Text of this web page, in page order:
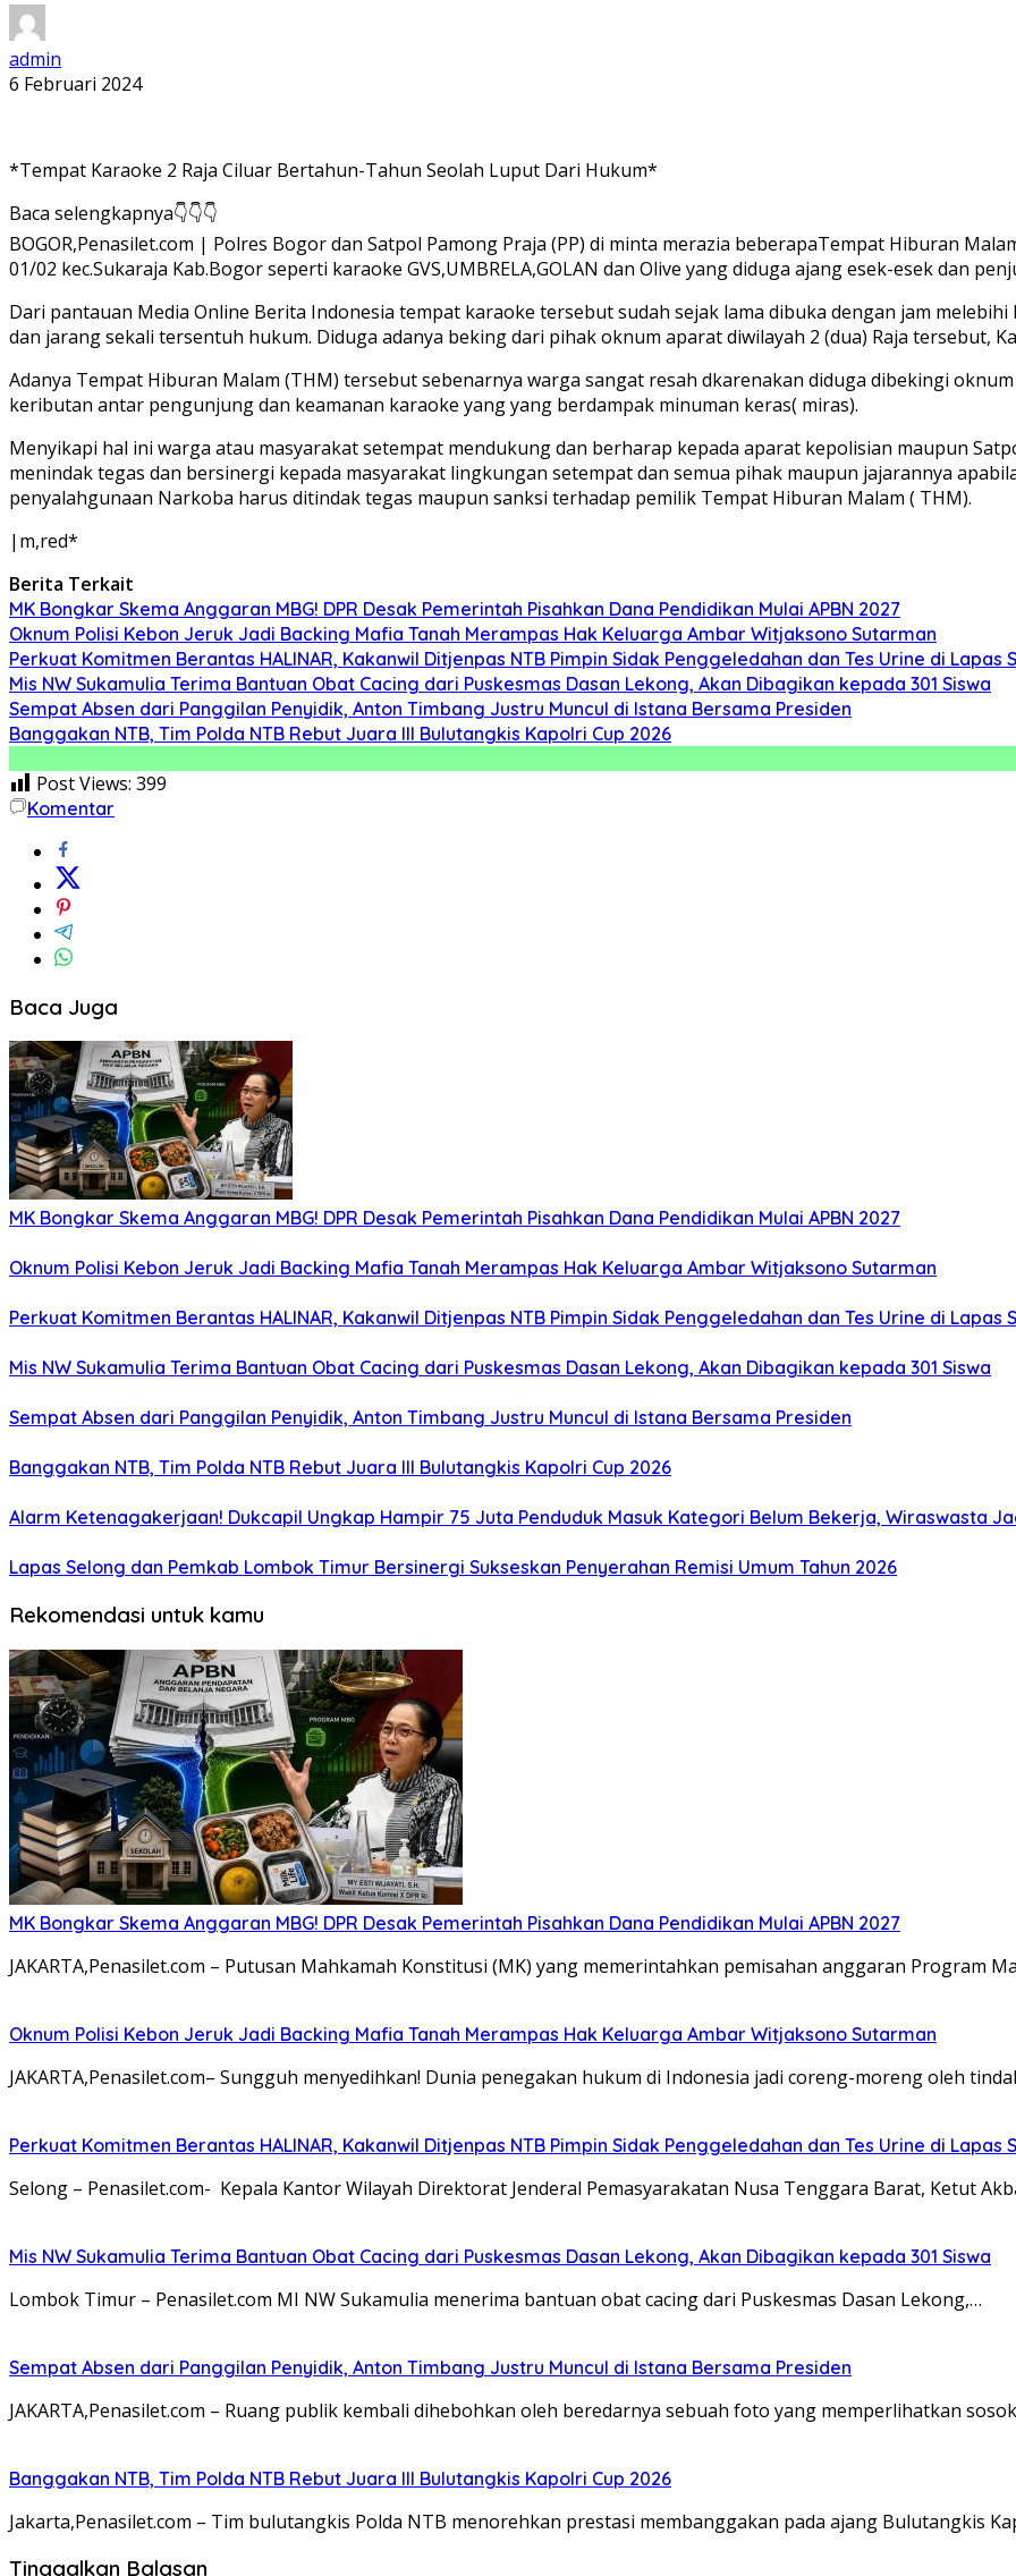
admin
6 Februari 2024
*Tempat Karaoke 2 Raja Ciluar Bertahun-Tahun Seolah Luput Dari Hukum*
Baca selengkapnya👇👇👇
BOGOR,Penasilet.com | Polres Bogor dan Satpol Pamong Praja (PP) di minta merazia beberapaTempat Hiburan
01/02 kec.Sukaraja Kab.Bogor seperti karaoke GVS,UMBRELA,GOLAN dan Olive yang diduga ajang esek-esek dan
Dari pantauan Media Online Berita Indonesia tempat karaoke tersebut sudah sejak lama dibuka dengan jam
dan jarang sekali tersentuh hukum. Diduga adanya beking dari pihak oknum aparat diwilayah 2 (dua) Raja tersebut,
Adanya Tempat Hiburan Malam (THM) tersebut sebenarnya warga sangat resah dkarenakan diduga dibekingi
keributan antar pengunjung dan keamanan karaoke yang yang berdampak minuman keras( miras).
Menyikapi hal ini warga atau masyarakat setempat mendukung dan berharap kepada aparat kepolisian maupun
menindak tegas dan bersinergi kepada masyarakat lingkungan setempat dan semua pihak maupun jajarannya
penyalahgunaan Narkoba harus ditindak tegas maupun sanksi terhadap pemilik Tempat Hiburan Malam ( THM).
|m,red*
Berita Terkait
MK Bongkar Skema Anggaran MBG! DPR Desak Pemerintah Pisahkan Dana Pendidikan Mulai APBN 2027
Oknum Polisi Kebon Jeruk Jadi Backing Mafia Tanah Merampas Hak Keluarga Ambar Witjaksono Sutarman
Perkuat Komitmen Berantas HALINAR, Kakanwil Ditjenpas NTB Pimpin Sidak Penggeledahan dan Tes Urine di Lapas
Mis NW Sukamulia Terima Bantuan Obat Cacing dari Puskesmas Dasan Lekong, Akan Dibagikan kepada 301 Siswa
Sempat Absen dari Panggilan Penyidik, Anton Timbang Justru Muncul di Istana Bersama Presiden
Banggakan NTB, Tim Polda NTB Rebut Juara III Bulutangkis Kapolri Cup 2026
Post Views: 399
Komentar
Baca Juga
MK Bongkar Skema Anggaran MBG! DPR Desak Pemerintah Pisahkan Dana Pendidikan Mulai APBN 2027
Oknum Polisi Kebon Jeruk Jadi Backing Mafia Tanah Merampas Hak Keluarga Ambar Witjaksono Sutarman
Perkuat Komitmen Berantas HALINAR, Kakanwil Ditjenpas NTB Pimpin Sidak Penggeledahan dan Tes Urine di Lapas
Mis NW Sukamulia Terima Bantuan Obat Cacing dari Puskesmas Dasan Lekong, Akan Dibagikan kepada 301 Siswa
Sempat Absen dari Panggilan Penyidik, Anton Timbang Justru Muncul di Istana Bersama Presiden
Banggakan NTB, Tim Polda NTB Rebut Juara III Bulutangkis Kapolri Cup 2026
Alarm Ketenagakerjaan! Dukcapil Ungkap Hampir 75 Juta Penduduk Masuk Kategori Belum Bekerja, Wiraswasta
Lapas Selong dan Pemkab Lombok Timur Bersinergi Sukseskan Penyerahan Remisi Umum Tahun 2026
Rekomendasi untuk kamu
MK Bongkar Skema Anggaran MBG! DPR Desak Pemerintah Pisahkan Dana Pendidikan Mulai APBN 2027
JAKARTA,Penasilet.com – Putusan Mahkamah Konstitusi (MK) yang memerintahkan pemisahan anggaran Program
Oknum Polisi Kebon Jeruk Jadi Backing Mafia Tanah Merampas Hak Keluarga Ambar Witjaksono Sutarman
JAKARTA,Penasilet.com– Sungguh menyedihkan! Dunia penegakan hukum di Indonesia jadi coreng-moreng oleh
Perkuat Komitmen Berantas HALINAR, Kakanwil Ditjenpas NTB Pimpin Sidak Penggeledahan dan Tes Urine di Lapas
Selong – Penasilet.com- Kepala Kantor Wilayah Direktorat Jenderal Pemasyarakatan Nusa Tenggara Barat, Ketut
Mis NW Sukamulia Terima Bantuan Obat Cacing dari Puskesmas Dasan Lekong, Akan Dibagikan kepada 301 Siswa
Lombok Timur – Penasilet.com MI NW Sukamulia menerima bantuan obat cacing dari Puskesmas Dasan Lekong,…
Sempat Absen dari Panggilan Penyidik, Anton Timbang Justru Muncul di Istana Bersama Presiden
JAKARTA,Penasilet.com – Ruang publik kembali dihebohkan oleh beredarnya sebuah foto yang memperlihatkan
Banggakan NTB, Tim Polda NTB Rebut Juara III Bulutangkis Kapolri Cup 2026
Jakarta,Penasilet.com – Tim bulutangkis Polda NTB menorehkan prestasi membanggakan pada ajang Bulutangkis
Tinggalkan Balasan